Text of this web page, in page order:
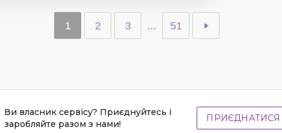
1 2 3 ... 51
Ви власник сервісу? Приєднуйтесь і
заробляйте разом з нами!
ПРИЄДНАТИСЯ